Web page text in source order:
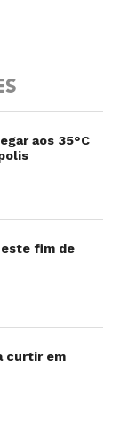
aos 35°C
fim de
curtir em